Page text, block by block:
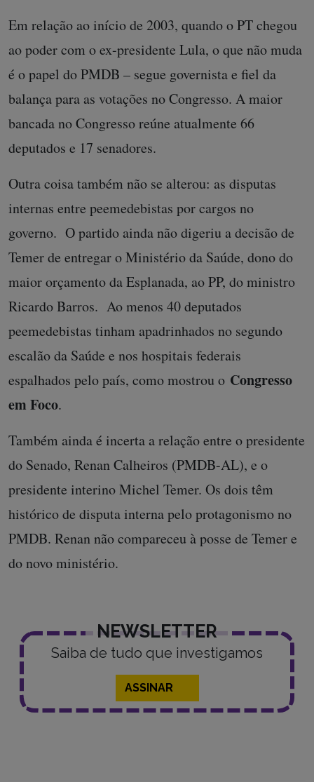
Em relação ao início de 2003, quando o PT chegou
ao poder com o ex-presidente Lula, o que não muda
é o papel do PMDB – segue governista e fiel da
balança para as votações no Congresso. A maior
bancada no Congresso reúne atualmente 66
deputados e 17 senadores.
Outra coisa também não se alterou: as disputas
internas entre peemedebistas por cargos no
governo. O partido ainda não digeriu a decisão de
Temer de entregar o Ministério da Saúde, dono do
maior orçamento da Esplanada, ao PP, do ministro
Ricardo Barros. Ao menos 40 deputados
peemedebistas tinham apadrinhados no segundo
escalão da Saúde e nos hospitais federais
espalhados pelo país, como mostrou o Congresso
em Foco.
Também ainda é incerta a relação entre o presidente
do Senado, Renan Calheiros (PMDB-AL), e o
presidente interino Michel Temer. Os dois têm
histórico de disputa interna pelo protagonismo no
PMDB. Renan não compareceu à posse de Temer e
do novo ministério.
NEWSLETTER
Saiba de tudo que investigamos
ASSINAR